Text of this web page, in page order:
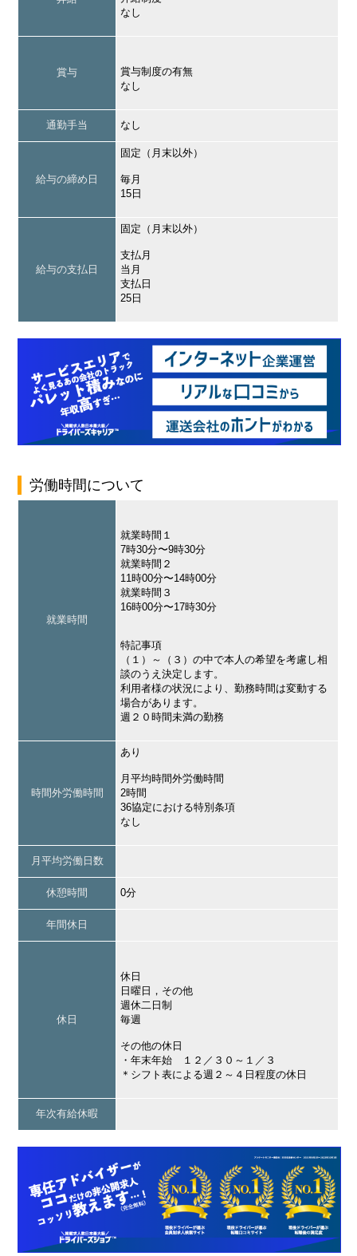
なし
賞与
賞与制度の有無
なし
通勤手当 なし
給与の締め日
固定（月末以外）
毎月
15日
給与の支払日
固定（月末以外）
支払月
当月
支払日
25日
労働時間について
就業時間
就業時間１
7時30分〜9時30分
就業時間２
11時00分〜14時00分
就業時間３
16時00分〜17時30分
特記事項
（１）～（３）の中で本人の希望を考慮し相
談のうえ決定します。
利用者様の状況により、勤務時間は変動する
場合があります。
週２０時間未満の勤務
時間外労働時間
あり
月平均時間外労働時間
2時間
36協定における特別条項
なし
月平均労働日数
休憩時間 0分
年間休日
休日
休日
日曜日，その他
週休二日制
毎週
その他の休日
・年末年始 １２／３０～１／３
＊シフト表による週２～４日程度の休日
年次有給休暇